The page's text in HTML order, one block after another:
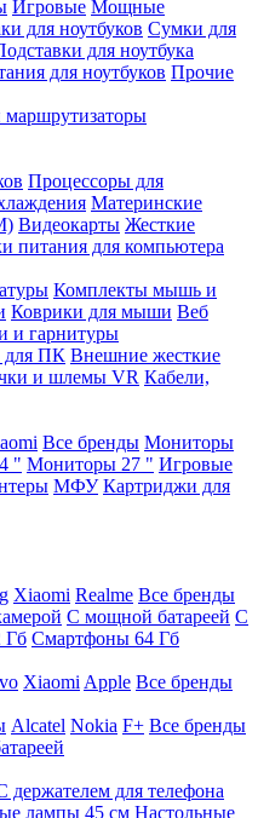
Игровые Мощные
для ноутбуков Сумки для
для ноутбука
для ноутбуков Прочие
маршрутизаторы
Процессоры для
Материнские
Видеокарты Жесткие
питания для компьютера
Комплекты мышь и
Коврики для мыши Веб
и гарнитуры
ПК Внешние жесткие
и шлемы VR Кабели,
Все бренды Мониторы
" Мониторы 27 " Игровые
МФУ Картриджи для
Xiaomi Realme Все бренды
С мощной батареей С
Гб Смартфоны 64 Гб
Xiaomi Apple Все бренды
Alcatel Nokia F+ Все бренды
держателем для телефона
лампы 45 см Настольные